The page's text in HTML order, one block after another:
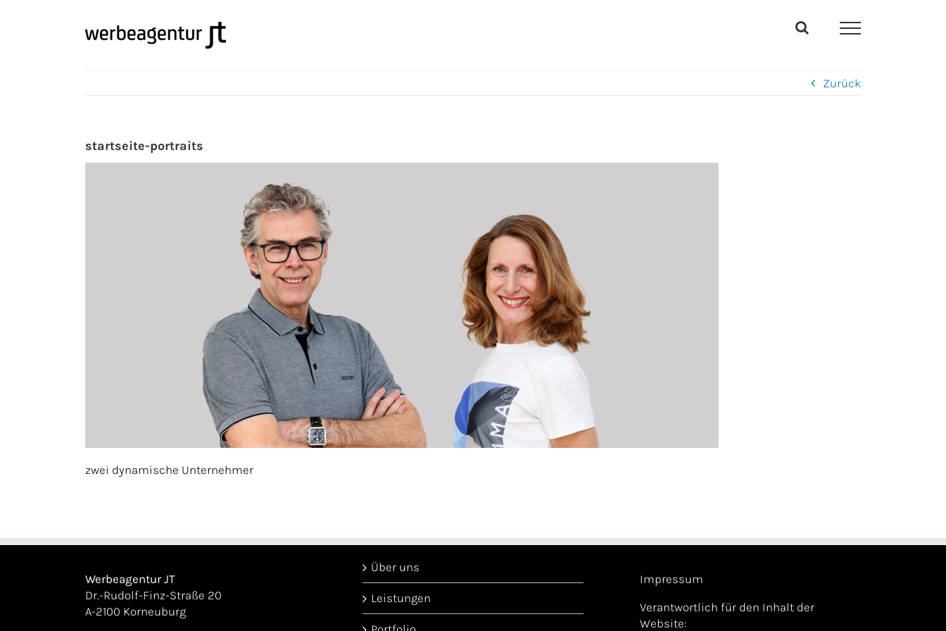
Zurück
startseite-portraits
zwei dynamische Unternehmer
Werbeagentur JT
Dr.-Rudolf-Finz-Straße 20
A-2100 Korneuburg
Über uns
Leistungen
Impressum
Verantwortlich für den Inhalt der
Website: